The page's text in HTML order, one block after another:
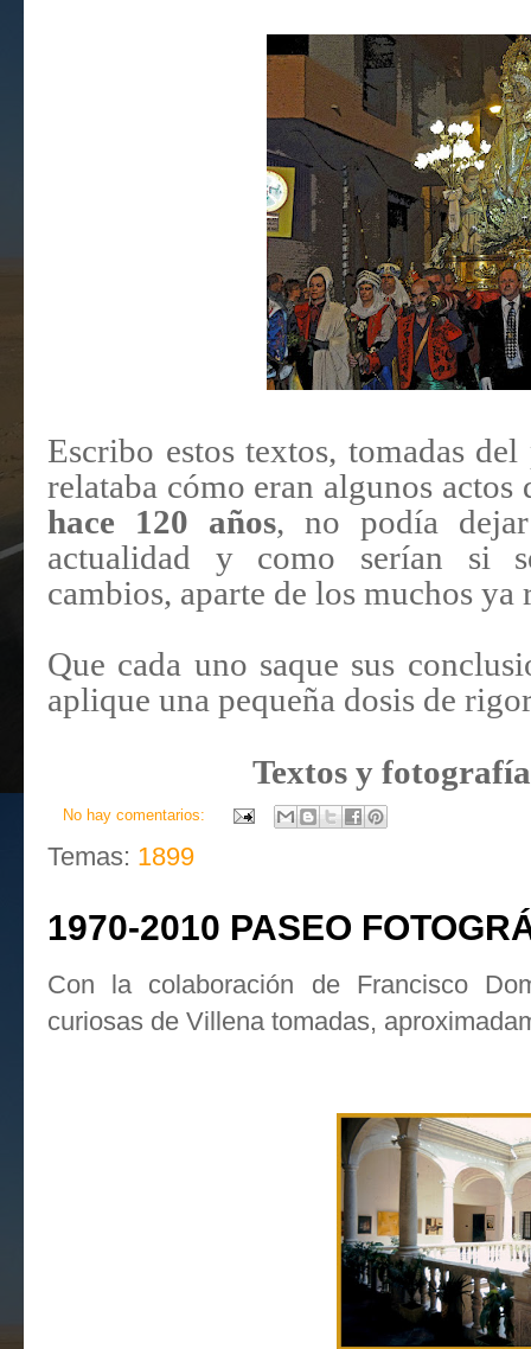
Escribo estos textos, tomadas
relataba cómo eran algunos actos
hace 120 años, no podía
actualidad y como serían si
cambios, aparte de los muchos ya
Que cada uno saque sus
aplique una pequeña dosis de
Textos y
No hay comentarios:
Temas: 1899
1970-2010 PASEO
Con la colaboración de Francisco
curiosas de Villena tomadas,